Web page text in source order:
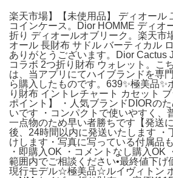
楽天市場】【未使用品】 ディオール
コインケース。Dior HOMME ディオ
折り ディオールオブリーク。楽天市
オール 長財布 サドル バーティカル
ありがとうございます。Dior Cactus
コラボ 2つ折り財布 ウォレット。こ
は、当アプリにてハイブランドを専
ら購入したものです。639✨極美品✨
り財布 イントレチャート カセット
ポイント】 ・人気ブランドDIORの
いです ・コンパクトで使いやすく、
一点物のため早い者勝ちです【発送
後、24時間以内に発送いたします ・
けします・写真に写っている付属品
・即購入OK ・コメントなし購入OK
範囲内でご相談ください•最終値下
現行モデル☆極美品☆ルイヴィトン